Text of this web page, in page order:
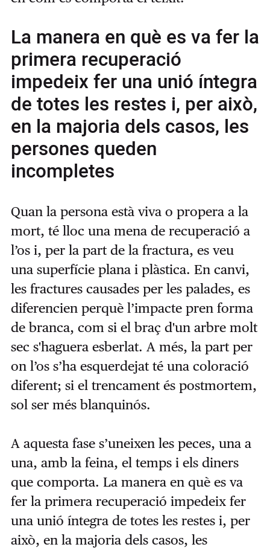
La manera en què es va fer la
primera recuperació
impedeix fer una unió íntegra
de totes les restes i, per això,
en la majoria dels casos, les
persones queden
incompletes
Quan la persona està viva o propera a la
mort, té lloc una mena de recuperació a
l’os i, per la part de la fractura, es veu
una superfície plana i plàstica. En canvi,
les fractures causades per les palades, es
diferencien perquè l’impacte pren forma
de branca, com si el braç d'un arbre molt
sec s'haguera esberlat. A més, la part per
on l’os s’ha esquerdejat té una coloració
diferent; si el trencament és postmortem,
sol ser més blanquinós.
A aquesta fase s’uneixen les peces, una a
una, amb la feina, el temps i els diners
que comporta. La manera en què es va
fer la primera recuperació impedeix fer
una unió íntegra de totes les restes i, per
això, en la majoria dels casos, les